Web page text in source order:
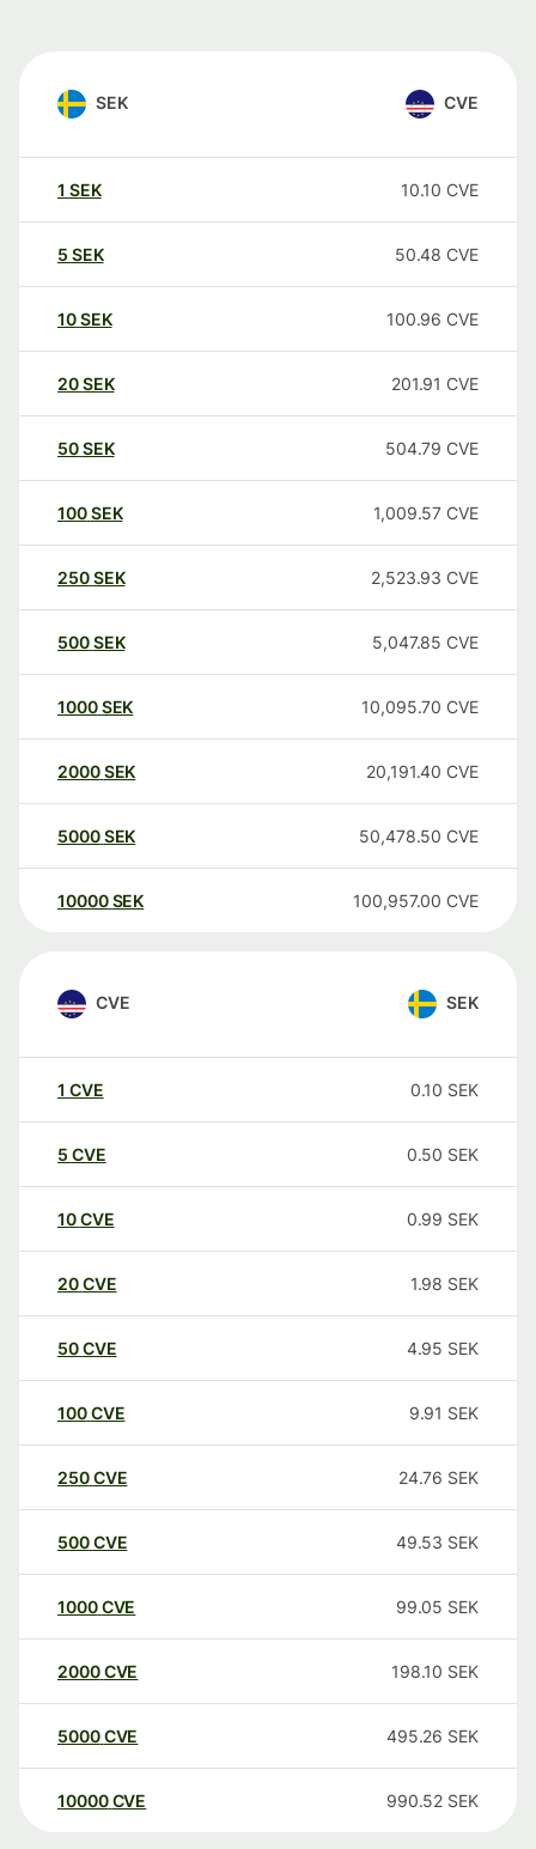
SEK CVE
1 SEK 10.10 CVE
5 SEK 50.48 CVE
10SEK 100.96 CVE
20SEK 201.91 CVE
50SEK 504.79 CVE
100SEK 1,009.57 CVE
250SEK 2,523.93 CVE
500SEK 5,047.85 CVE
1000SEK 10,095.70 CVE
2000SEK 20,191.40 CVE
5000SEK 50,478.50 CVE
10000 SEK 100,957.00 CVE
CVE SEK
1 CVE 0.10 SEK
5 CVE 0.50 SEK
10CVE 0.99 SEK
20CVE 1.98 SEK
50CVE 4.95 SEK
100CVE 9.91 SEK
250CVE 24.76 SEK
500CVE 49.53 SEK
1000CVE 99.05 SEK
2000CVE 198.10 SEK
5000CVE 495.26 SEK
10000 CVE 990.52 SEK